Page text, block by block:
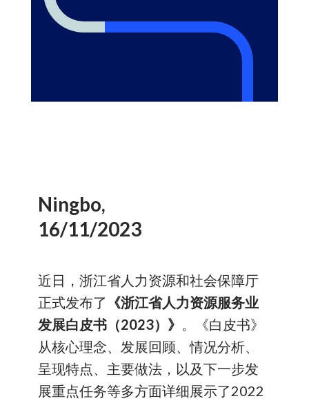
Ningbo,
16/11/2023
近日，浙江省人力资源和社会保障厅
正式发布了 《浙江省人力资源服务业
发展白皮书（2023）》 。《白皮书》
从核心理念、发展回顾、情况分析、
呈现特点、主要做法，以及下一步发
展重点任务等多方面详细展示了2022